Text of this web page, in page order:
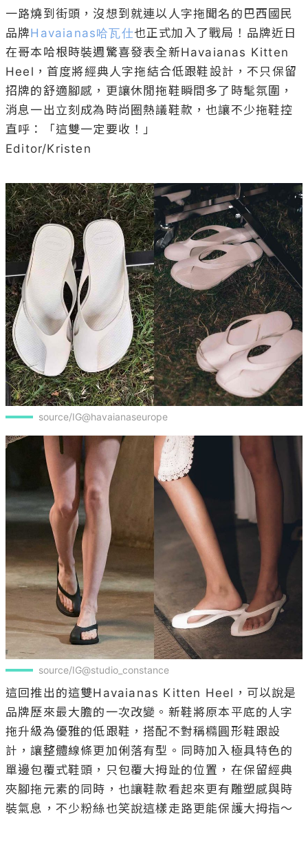
一路燒到街頭，沒想到就連以人字拖聞名的巴西國民
品牌Havaianas哈瓦仕也正式加入了戰局！品牌近日
在哥本哈根時裝週驚喜發表全新Havaianas Kitten
Heel，首度將經典人字拖結合低跟鞋設計，不只保留
招牌的舒適腳感，更讓休閒拖鞋瞬間多了時髦氛圍，
消息一出立刻成為時尚圈熱議鞋款，也讓不少拖鞋控
直呼：「這雙一定要收！」
Editor/Kristen
source/IG@havaianaseurope
source/IG@studio_constance
這回推出的這雙Havaianas Kitten Heel，可以說是
品牌歷來最大膽的一次改變。新鞋將原本平底的人字
拖升級為優雅的低跟鞋，搭配不對稱橢圓形鞋跟設
計，讓整體線條更加俐落有型。同時加入極具特色的
單邊包覆式鞋頭，只包覆大拇趾的位置，在保留經典
夾腳拖元素的同時，也讓鞋款看起來更有雕塑感與時
裝氣息，不少粉絲也笑說這樣走路更能保護大拇指～